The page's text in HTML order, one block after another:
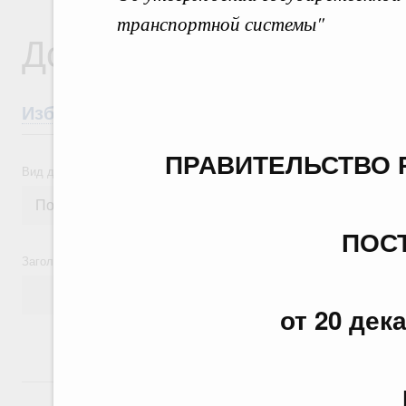
транспортной системы"
от 20
Документы
Избранные документы со справками к
Вид документа
Заголовок или текст документа